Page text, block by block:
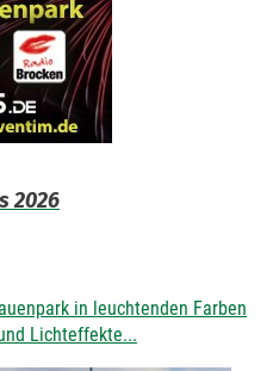
2026
in leuchtenden Farben
Lichteffekte...